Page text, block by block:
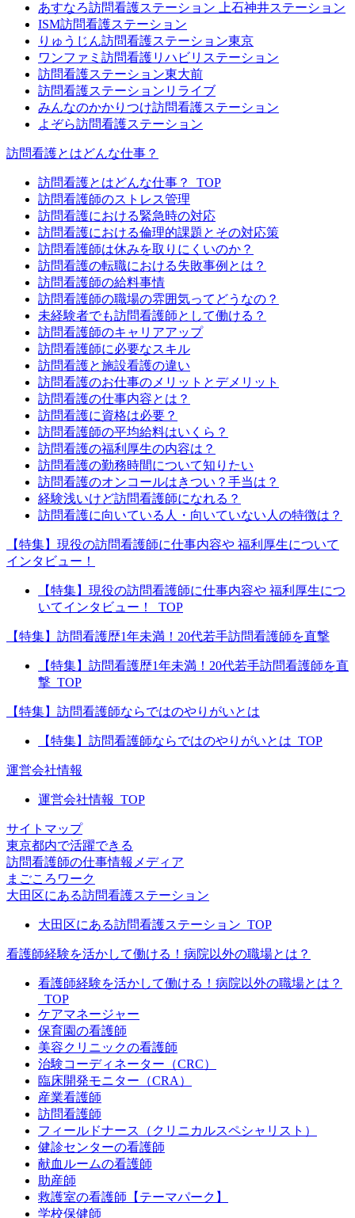
あすなろ訪問看護ステーション 上石神井ステーション
ISM訪問看護ステーション
りゅうじん訪問看護ステーション東京
ワンファミ訪問看護リハビリステーション
訪問看護ステーション東大前
訪問看護ステーションリライブ
みんなのかかりつけ訪問看護ステーション
よぞら訪問看護ステーション
訪問看護とはどんな仕事？
訪問看護とはどんな仕事？_TOP
訪問看護師のストレス管理
訪問看護における緊急時の対応
訪問看護における倫理的課題とその対応策
訪問看護師は休みを取りにくいのか？
訪問看護の転職における失敗事例とは？
訪問看護師の給料事情
訪問看護師の職場の雰囲気ってどうなの？
未経験者でも訪問看護師として働ける？
訪問看護師のキャリアアップ
訪問看護師に必要なスキル
訪問看護と施設看護の違い
訪問看護のお仕事のメリットとデメリット
訪問看護の仕事内容とは？
訪問看護に資格は必要？
訪問看護師の平均給料はいくら？
訪問看護の福利厚生の内容は？
訪問看護の勤務時間について知りたい
訪問看護のオンコールはきつい？手当は？
経験浅いけど訪問看護師になれる？
訪問看護に向いている人・向いていない人の特徴は？
【特集】現役の訪問看護師に仕事内容や 福利厚生について
インタビュー！
【特集】現役の訪問看護師に仕事内容や 福利厚生につ
いてインタビュー！_TOP
【特集】訪問看護歴1年未満！20代若手訪問看護師を直撃
【特集】訪問看護歴1年未満！20代若手訪問看護師を直
撃_TOP
【特集】訪問看護師ならではのやりがいとは
【特集】訪問看護師ならではのやりがいとは_TOP
運営会社情報
運営会社情報_TOP
サイトマップ
東京都内で活躍できる
訪問看護師の仕事情報メディア
まごころワーク
大田区にある訪問看護ステーション
大田区にある訪問看護ステーション_TOP
看護師経験を活かして働ける！病院以外の職場とは？
看護師経験を活かして働ける！病院以外の職場とは？
_TOP
ケアマネージャー
保育園の看護師
美容クリニックの看護師
治験コーディネーター（CRC）
臨床開発モニター（CRA）
産業看護師
訪問看護師
フィールドナース（クリニカルスペシャリスト）
健診センターの看護師
献血ルームの看護師
助産師
救護室の看護師【テーマパーク】
学校保健師